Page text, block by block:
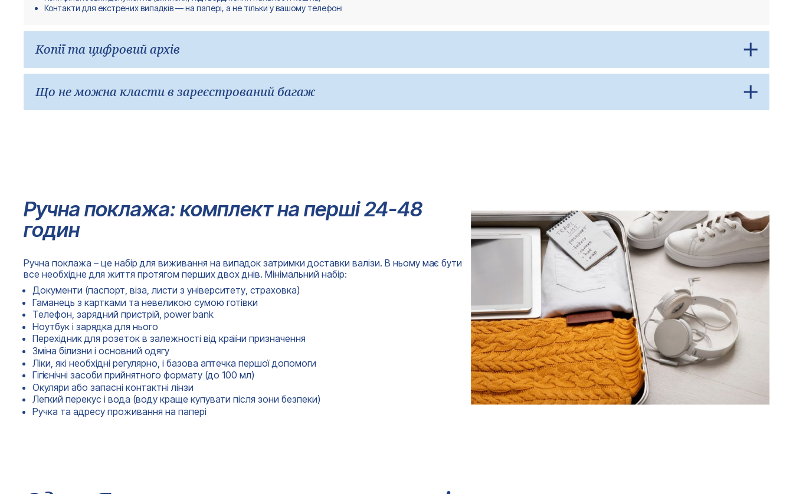
Отримати консультацію
Контакти для екстрених випадків — на папері, а не тільки у вашому телефоні
Копії та цифровий архів
Перед вильотом зробіть паперові копії всіх ключових документів і зберігайте їх окремо від оригіналів. Зберігайте цифрові копії в безпечному хмарному сховищі з доступом по паролю. Ці
копії можуть знадобитися вам у банку, страхової компанії, міграційний управлінні або в разі будь-яких надзвичайних ситуацій з оригіналами.
Що не можна класти в зареєстрований багаж
Ручна поклажа: комплект на перші 24-48
годин
Ручна поклажа – це набір для виживання на випадок затримки доставки валізи. В ньому має бути
все необхідне для життя протягом перших двох днів. Мінімальний набір:
Документи (паспорт, віза, листи з університету, страховка)
Гаманець з картками та невеликою сумою готівки
Телефон, зарядний пристрій, power bank
Ноутбук і зарядка для нього
Перехідник для розеток в залежності від країни призначення
Зміна білизни і основний одягу
Ліки, які необхідні регулярно, і базова аптечка першої допомоги
Гігієнічні засоби прийнятного формату (до 100 мл)
Окуляри або запасні контактні лінзи
Легкий перекус і вода (воду краще купувати після зони безпеки)
Ручка та адресу проживання на папері